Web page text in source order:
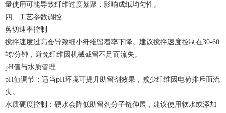
量使用可能导致纤维过度絮聚，影响成纸均匀性。
四、工艺参数调控
剪切速率控制
搅拌速度过高会导致细小纤维留着率下降。建议搅拌速度控制在30-60
转/分钟，避免纤维因机械截留不足而流失。
pH值与水质管理
pH值调节：适当pH环境可提升助留剂效果，减少纤维因电荷排斥而流
失。
水质硬度控制：硬水会降低助留剂分子链伸展，建议使用软水或添加